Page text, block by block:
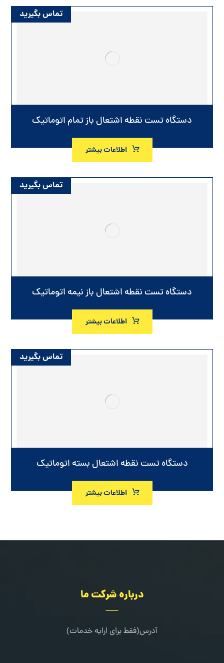
دستگاه تست نقطه اشتعال باز تمام اتوماتیک
تماس بگیرید
اطلاعات بیشتر
دستگاه تست نقطه اشتعال باز نیمه اتوماتیک
تماس بگیرید
اطلاعات بیشتر
دستگاه تست نقطه اشتعال بسته اتوماتیک
تماس بگیرید
اطلاعات بیشتر
درباره شرکت ما
آدرس(فقط برای ارایه خدمات)